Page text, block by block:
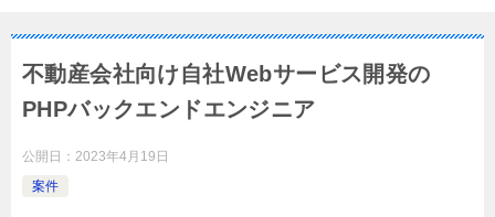
不動産会社向け自社Webサービス開発の
PHPバックエンドエンジニア
公開日： 2023年4月19日
案件